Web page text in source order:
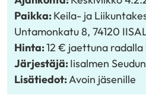
"Facebook"
"X""LinkedIn"
Paikka:Keila- ja
Untamonkatu 8, 74120
Hinta:12 € jaettuna
Järjestäjä:Iisalmen
Lisätiedot:Avoin jäsenille